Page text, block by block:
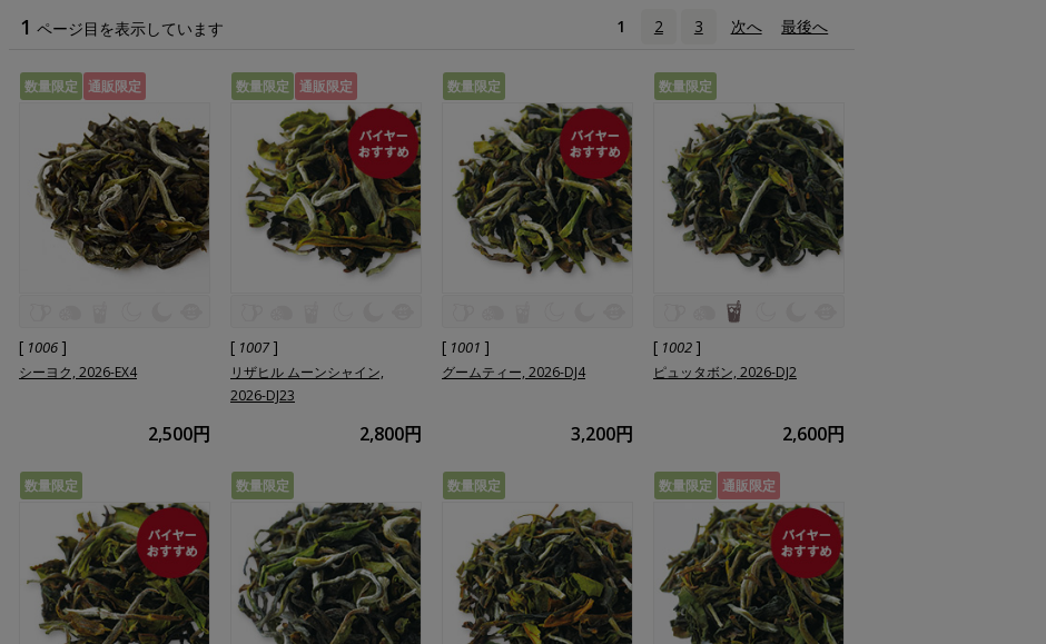
1 ページ目を表示しています 1 2 3 次へ 最後へ
数量限定 通販限定
[ 1006 ]
シーヨク, 2026-EX4
2,500円
数量限定 通販限定
[ 1007 ]
リザヒル ムーンシャイン,
2026-DJ23
2,800円
数量限定
[ 1001 ]
グームティー, 2026-DJ4
3,200円
数量限定
[ 1002 ]
ピュッタボン, 2026-DJ2
2,600円
数量限定 数量限定 数量限定 数量限定 通販限定